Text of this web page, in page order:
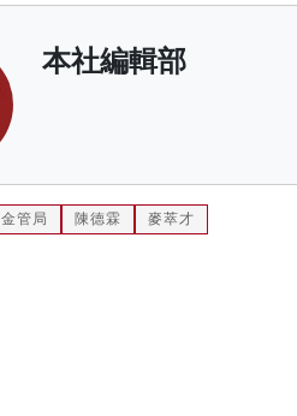
本社編輯部
金管局 陳德霖 麥萃才